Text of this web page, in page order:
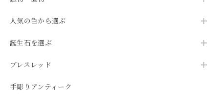
人気の色から選ぶ
誕生石を選ぶ
ブレスレッド
手彫りアンティーク